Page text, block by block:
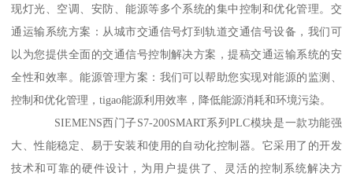
现灯光、空调、安防、能源等多个系统的集中控制和优化管理。交
通运输系统方案：从城市交通信号灯到轨道交通信号设备，我们可
以为您提供全面的交通信号控制解决方案，提稿交通运输系统的安
全性和效率。能源管理方案：我们可以帮助您实现对能源的监测、
控制和优化管理，tigao能源利用效率，降低能源消耗和环境污染。
SIEMENS西门子S7-200SMART系列PLC模块是一款功能强
大、性能稳定、易于安装和使用的自动化控制器。它采用了的开发
技术和可靠的硬件设计，为用户提供了、灵活的控制系统解决方